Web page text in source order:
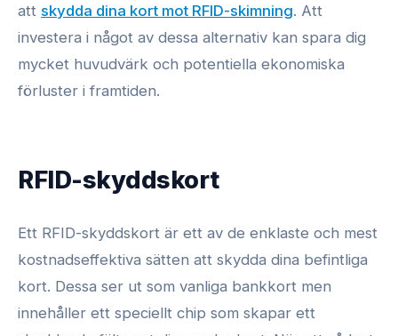
att skydda dina kort mot RFID-skimning. Att
investera i något av dessa alternativ kan spara dig
mycket huvudvärk och potentiella ekonomiska
förluster i framtiden.
RFID-skyddskort
Ett RFID-skyddskort är ett av de enklaste och mest
kostnadseffektiva sätten att skydda dina befintliga
kort. Dessa ser ut som vanliga bankkort men
innehåller ett speciellt chip som skapar ett